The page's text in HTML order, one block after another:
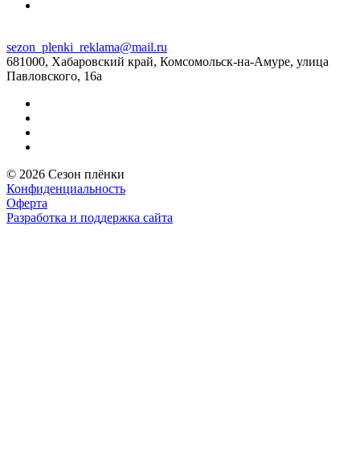
sezon_plenki_reklama@mail.ru
681000, Хабаровский край, Комсомольск-на-Амуре, улица
Павловского, 16а
© 2026 Сезон плёнки
Конфиденциальность
Оферта
Разработка и поддержка сайта